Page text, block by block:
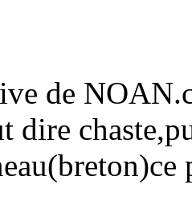
de
dire